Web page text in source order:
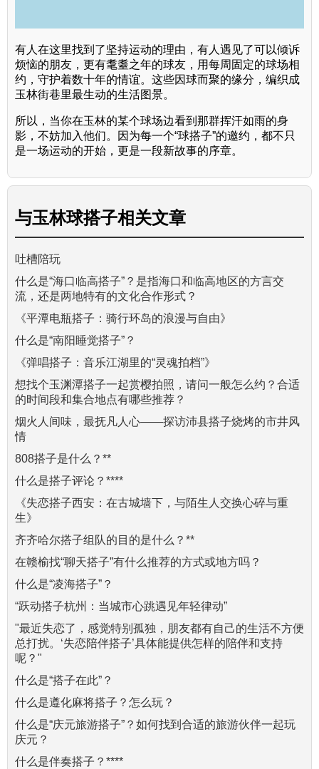
有人在这里找到了坚持运动的理由，有人遇见了可以倾诉
烦恼的朋友，更有耄耋之年的球友，用每周固定的球场相
约，守护着数十年的情谊。这些因球而聚的缘分，编织成
玉林街巷里最生动的生活图景。
所以，当你在玉林的某个球场边看到那群挥汗如雨的身
影，不妨加入他们。因为每一个“球搭子”的邀约，都不只
是一场运动的开始，更是一段新故事的序章。
与玉林球搭子相关文章
吐槽陪玩
什么是“海口临高搭子”？是指海口和临高地区的方言交
流，还是两地特有的文化合作形式？
《平潭电瓶搭子：骑行环岛的浪漫与自由》
什么是“南阳睡觉搭子”？
《弹唱搭子：音乐江湖里的“灵魂拍档”》
想找个玉渊潭搭子一起赏樱拍照，请问一般怎么约？合适
的时间段和集合地点有哪些推荐？
烟火人间味，最抚凡人心——探访沛县搭子烧烤的市井风
情
808搭子是什么？**
什么是搭子评论？****
《失恋搭子西安：在古城墙下，与陌生人交换心碎与重
生》
齐齐哈尔搭子组队的目的是什么？**
在赣榆找“聊天搭子”有什么推荐的方式或地方吗？
什么是“凌海搭子”？
“跃动搭子杭州：当城市心跳遇见年轻律动”
"最近失恋了，感觉特别孤独，朋友都有自己的生活不方便
总打扰。‘失恋陪伴搭子’具体能提供怎样的陪伴和支持
呢？"
什么是“搭子在此”？
什么是遵化麻将搭子？怎么玩？
什么是“庆元旅游搭子”？如何找到合适的旅游伙伴一起玩
庆元？
什么是伴奏搭子？****